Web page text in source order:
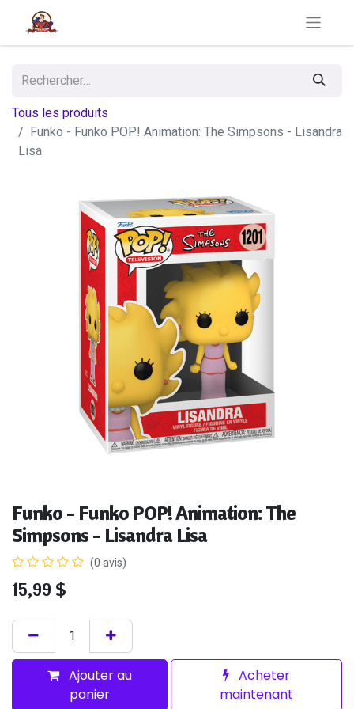
Tous les produits
Funko - Funko POP! Animation: The Simpsons - Lisandra
Lisa
Funko - Funko POP! Animation: The
Simpsons - Lisandra Lisa
(0 avis)
15,99 $
Ajouter au
panier
Acheter
maintenant